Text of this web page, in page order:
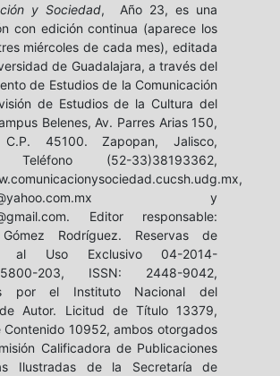
y Sociedad, Año 23, es una
con edición continua (aparece los
miércoles de cada mes), editada
de Guadalajara, a través del
de Estudios de la Comunicación
de Estudios de la Cultura del
Belenes, Av. Parres Arias 150,
C.P. 45100. Zapopan, Jalisco,
Teléfono (52-33)38193362,
y
Editor responsable:
Gómez Rodríguez. Reservas de
al Uso Exclusivo 04-2014-
203, ISSN: 2448-9042,
por el Instituto Nacional del
Autor. Licitud de Título 13379,
Contenido 10952, ambos otorgados
Calificadora de Publicaciones
Ilustradas de la Secretaría de